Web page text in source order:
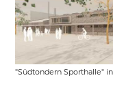
"Südtondern Sporthalle"